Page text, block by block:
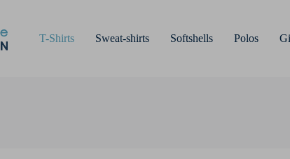
T-Shirts Sweat-shirts Softshells Polos